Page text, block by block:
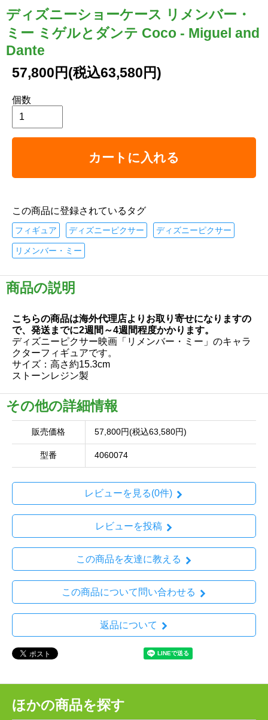
ディズニーショーケース リメンバー・
ミー ミゲルとダンテ Coco - Miguel and
Dante
57,800円(税込63,580円)
個数
カートに入れる
この商品に登録されているタグ
フィギュア ディズニーピクサー ディズニーピクサー
リメンバー・ミー
商品の説明
こちらの商品は海外代理店よりお取り寄せになりますの
で、発送までに2週間～4週間程度かかります。
ディズニーピクサー映画「リメンバー・ミー」のキャラ
クターフィギュアです。
サイズ：高さ約15.3cm
ストーンレジン製
その他の詳細情報
販売価格 57,800円(税込63,580円)
型番 4060074
レビューを見る(0件)
レビューを投稿
この商品を友達に教える
この商品について問い合わせる
返品について
ほかの商品を探す